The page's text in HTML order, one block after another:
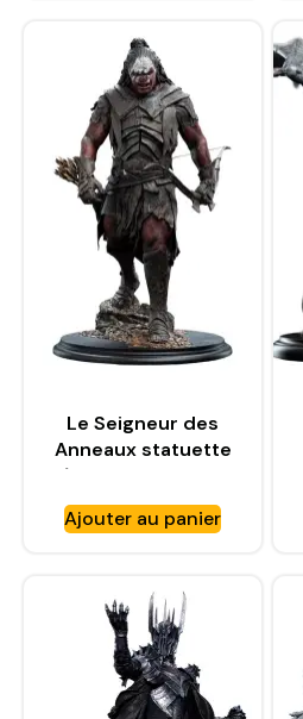
Le Seigneur des
Anneaux statuette
1/6 Lurtz, Hunter of
Men (Classic Series)
– WETA WORKSHOP
Ajouter au panier